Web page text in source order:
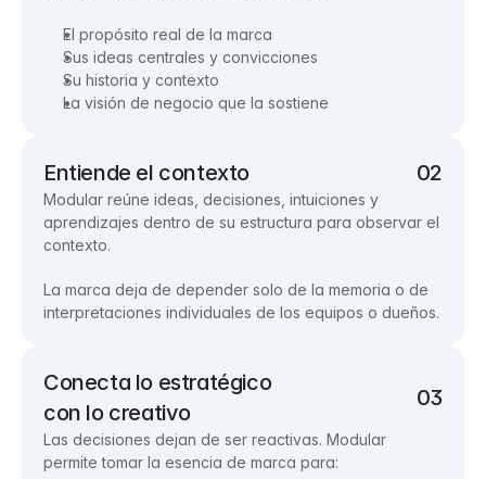
El propósito real de la marca
Sus ideas centrales y convicciones
Su historia y contexto
La visión de negocio que la sostiene
Conecta lo estratégico
con lo creativo
03
Las decisiones dejan de ser reactivas. Modular
permite tomar la esencia de marca para:
Entiende el contexto 02
Modular reúne ideas, decisiones, intuiciones y
aprendizajes dentro de su estructura para observar el
contexto.
La marca deja de depender solo de la memoria o de
interpretaciones individuales de los equipos o dueños.